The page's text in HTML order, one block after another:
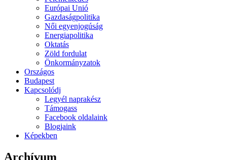
Európai Unió
Gazdaságpolitika
Női egyenjogúság
Energiapolitika
Oktatás
Zöld fordulat
Önkormányzatok
Országos
Budapest
Kapcsolódj
Legyél naprakész
Támogass
Facebook oldalaink
Blogjaink
Képekben
Archívum